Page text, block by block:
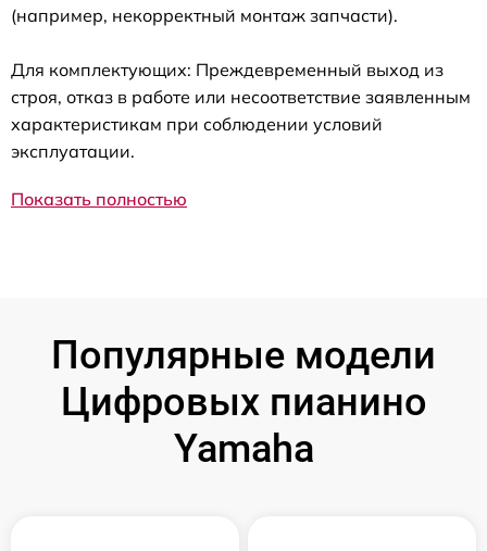
(например, некорректный монтаж запчасти).
Для комплектующих: Преждевременный выход из
строя, отказ в работе или несоответствие заявленным
характеристикам при соблюдении условий
эксплуатации.
Показать полностью
Популярные модели
Цифровых пианино
Yamaha